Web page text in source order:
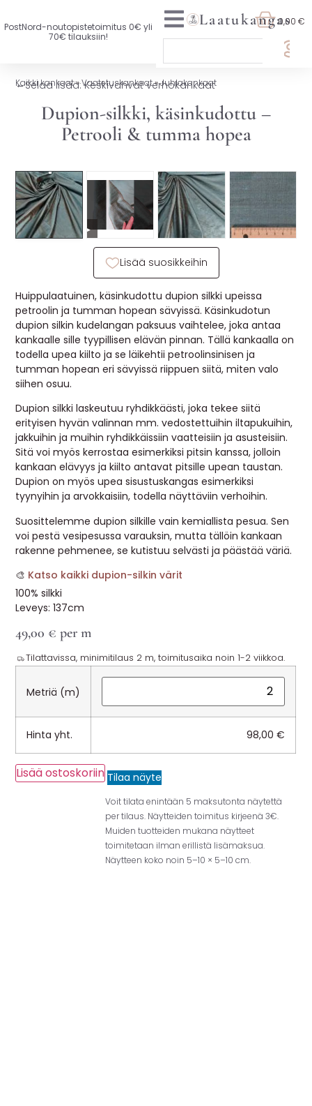
PostNord-noutopistetoimitus 0€ yli
70€ tilauksiin!
UUTTA VALIKOIMASSA
KAIKKI KANKAAT
VAATETUSKANKAAT
SISUSTUSKANKAAT
YLEISKANKAAT
LISENSOIDUT KANKAAT
KANKAAT A-Ö
MUUT
🔖 OUTLET
OHJEITA
USEIN KYSYTTYÄ
OTA YHTEYTTÄ
Laatukangas0,00 €
Kaikki kankaat»Vaatetuskankaat»Juhlakankaat
←Selaa lisää: Keskivahvat verhokankaat
Dupion-silkki, käsinkudottu –
Petrooli & tumma hopea
Huippulaatuinen, käsinkudottu dupion silkki upeissa
petroolin ja tumman hopean sävyissä. Käsinkudotun
dupion silkin kudelangan paksuus vaihtelee, joka antaa
kankaalle sille tyypillisen elävän pinnan. Tällä kankaalla on
todella upea kiilto ja se läikehtii petroolinsinisen ja
tumman hopean eri sävyissä riippuen siitä, miten valo
siihen osuu.
Dupion silkki laskeutuu ryhdikkäästi, joka tekee siitä
erityisen hyvän valinnan mm. vedostettuihin iltapukuihin,
jakkuihin ja muihin ryhdikkäissiin vaatteisiin ja asusteisiin.
Sitä voi myös kerrostaa esimerkiksi pitsin kanssa, jolloin
kankaan elävyys ja kiilto antavat pitsille upean taustan.
Dupion on myös upea sisustuskangas esimerkiksi
tyynyihin ja arvokkaisiin, todella näyttäviin verhoihin.
Suosittelemme dupion silkille vain kemiallista pesua. Sen
voi pestä vesipesussa varauksin, mutta tällöin kankaan
rakenne pehmenee, se kutistuu selvästi ja päästää väriä.
🎨 Katso kaikki dupion-silkin värit
100% silkki
Leveys: 137cm
49,00 € per m
Tilattavissa, minimitilaus 2 m, toimitusaika noin 1-2 viikkoa.
Metriä (m)
Hinta yht. 98,00€
Lisää ostoskoriin Tilaa näyte
Voit tilata enintään 5 maksutonta näytettä
per tilaus. Näytteiden toimitus kirjeenä 3€.
Muiden tuotteiden mukana näytteet
toimitetaan ilman erillistä lisämaksua.
Näytteen koko noin 5–10 × 5–10 cm.
▶
Lisää suosikkeihin